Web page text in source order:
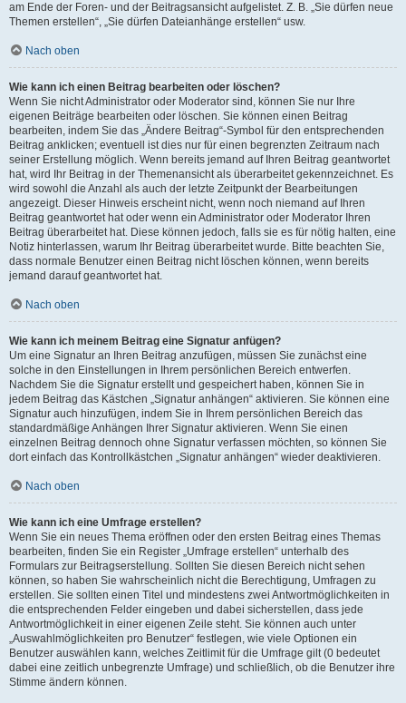
am Ende der Foren- und der Beitragsansicht aufgelistet. Z. B. „Sie dürfen neue
Themen erstellen“, „Sie dürfen Dateianhänge erstellen“ usw.
Nach oben
Wie kann ich einen Beitrag bearbeiten oder löschen?
Wenn Sie nicht Administrator oder Moderator sind, können Sie nur Ihre
eigenen Beiträge bearbeiten oder löschen. Sie können einen Beitrag
bearbeiten, indem Sie das „Ändere Beitrag“-Symbol für den entsprechenden
Beitrag anklicken; eventuell ist dies nur für einen begrenzten Zeitraum nach
seiner Erstellung möglich. Wenn bereits jemand auf Ihren Beitrag geantwortet
hat, wird Ihr Beitrag in der Themenansicht als überarbeitet gekennzeichnet. Es
wird sowohl die Anzahl als auch der letzte Zeitpunkt der Bearbeitungen
angezeigt. Dieser Hinweis erscheint nicht, wenn noch niemand auf Ihren
Beitrag geantwortet hat oder wenn ein Administrator oder Moderator Ihren
Beitrag überarbeitet hat. Diese können jedoch, falls sie es für nötig halten, eine
Notiz hinterlassen, warum Ihr Beitrag überarbeitet wurde. Bitte beachten Sie,
dass normale Benutzer einen Beitrag nicht löschen können, wenn bereits
jemand darauf geantwortet hat.
Nach oben
Wie kann ich meinem Beitrag eine Signatur anfügen?
Um eine Signatur an Ihren Beitrag anzufügen, müssen Sie zunächst eine
solche in den Einstellungen in Ihrem persönlichen Bereich entwerfen.
Nachdem Sie die Signatur erstellt und gespeichert haben, können Sie in
jedem Beitrag das Kästchen „Signatur anhängen“ aktivieren. Sie können eine
Signatur auch hinzufügen, indem Sie in Ihrem persönlichen Bereich das
standardmäßige Anhängen Ihrer Signatur aktivieren. Wenn Sie einen
einzelnen Beitrag dennoch ohne Signatur verfassen möchten, so können Sie
dort einfach das Kontrollkästchen „Signatur anhängen“ wieder deaktivieren.
Nach oben
Wie kann ich eine Umfrage erstellen?
Wenn Sie ein neues Thema eröffnen oder den ersten Beitrag eines Themas
bearbeiten, finden Sie ein Register „Umfrage erstellen“ unterhalb des
Formulars zur Beitragserstellung. Sollten Sie diesen Bereich nicht sehen
können, so haben Sie wahrscheinlich nicht die Berechtigung, Umfragen zu
erstellen. Sie sollten einen Titel und mindestens zwei Antwortmöglichkeiten in
die entsprechenden Felder eingeben und dabei sicherstellen, dass jede
Antwortmöglichkeit in einer eigenen Zeile steht. Sie können auch unter
„Auswahlmöglichkeiten pro Benutzer“ festlegen, wie viele Optionen ein
Benutzer auswählen kann, welches Zeitlimit für die Umfrage gilt (0 bedeutet
dabei eine zeitlich unbegrenzte Umfrage) und schließlich, ob die Benutzer ihre
Stimme ändern können.